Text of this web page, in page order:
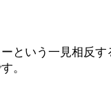
という一見相反す
。